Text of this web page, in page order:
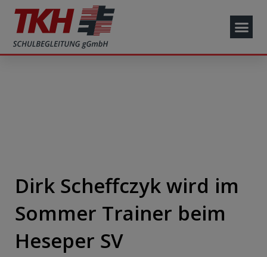
Dirk Scheffczyk wird im
Sommer Trainer beim
Heseper SV